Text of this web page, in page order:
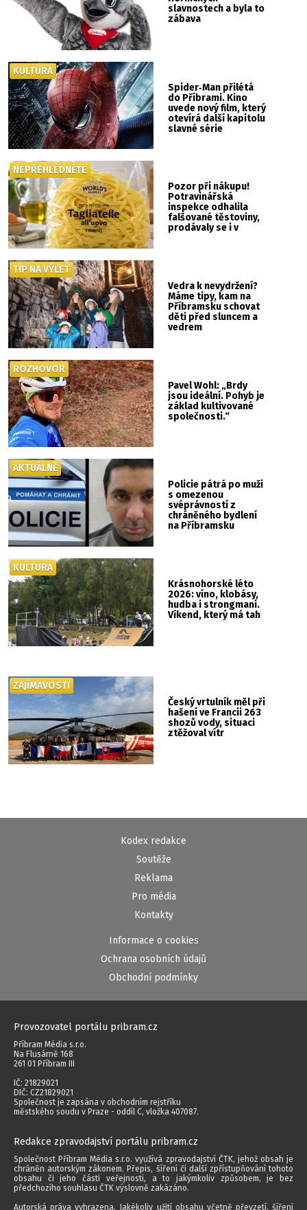
slavnostech a byla to
zábava
Spider‑Man přilétá
do Příbrami. Kino
uvede nový film, který
otevírá další kapitolu
slavné série
KULTURA
Pozor při nákupu!
Potravinářská
inspekce odhalila
falšované těstoviny,
prodávaly se i v
NEPŘEHLÉDNĚTE
Vedra k nevydržení?
Máme tipy, kam na
Příbramsku schovat
děti před sluncem a
vedrem
TIP NA VÝLET
Pavel Wohl: „Brdy
jsou ideální. Pohyb je
základ kultivované
společnosti.“
ROZHOVOR
Policie pátrá po muži
s omezenou
svéprávností z
chráněného bydlení
na Příbramsku
AKTUÁLNĚ
Krásnohorské léto
2026: víno, klobásy,
hudba i strongmani.
Víkend, který má tah
KULTURA
Český vrtulník měl při
hašení ve Francii 263
shozů vody, situaci
ztěžoval vítr
ZAJÍMAVOSTI
Kodex redakce
Soutěže
Reklama
Pro média
Kontakty
Informace o cookies
Ochrana osobních údajů
Obchodní podmínky
Provozovatel portálu pribram.cz
Příbram Média s.r.o.
Na Flusárně 168
261 01 Příbram III
IČ: 21829021
DIČ: CZ21829021
Společnost je zapsána v obchodním rejstříku
městského soudu v Praze - oddíl C, vložka 407087.
Redakce zpravodajství portálu pribram.cz
Společnost Příbram Média s.r.o. využívá zpravodajství ČTK, jehož obsah je
chráněn autorským zákonem. Přepis, šíření či další zpřístupňování tohoto
obsahu či jeho části veřejnosti, a to jakýmkoliv způsobem, je bez
předchozího souhlasu ČTK výslovně zakázáno.
Autorská práva vyhrazena. Jakékoliv užití obsahu včetně převzetí, šíření